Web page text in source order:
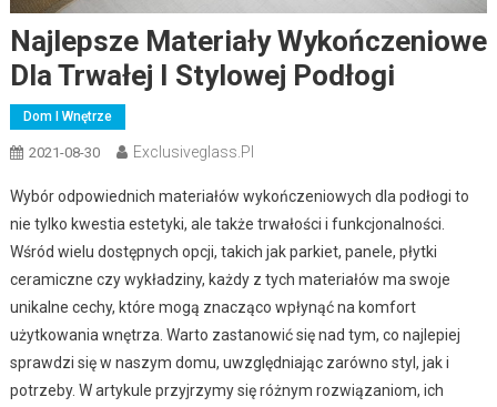
Najlepsze Materiały Wykończeniowe
Dla Trwałej I Stylowej Podłogi
Dom I Wnętrze
2021-08-30 Exclusiveglass.pl
Wybór odpowiednich materiałów wykończeniowych dla podłogi to
nie tylko kwestia estetyki, ale także trwałości i funkcjonalności.
Wśród wielu dostępnych opcji, takich jak parkiet, panele, płytki
ceramiczne czy wykładziny, każdy z tych materiałów ma swoje
unikalne cechy, które mogą znacząco wpłynąć na komfort
użytkowania wnętrza. Warto zastanowić się nad tym, co najlepiej
sprawdzi się w naszym domu, uwzględniając zarówno styl, jak i
potrzeby. W artykule przyjrzymy się różnym rozwiązaniom, ich